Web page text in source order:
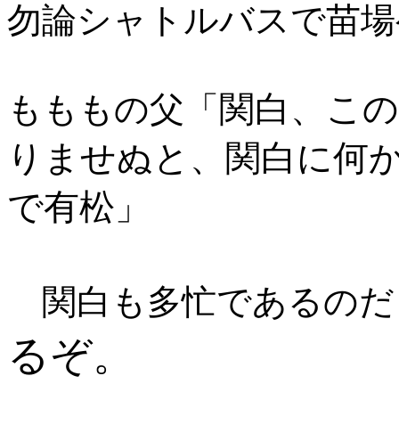
勿論シャトルバスで苗
もももの父「 関白、こ
りませぬと、関白に何
で有松 」
関白も多忙であるの
るぞ。